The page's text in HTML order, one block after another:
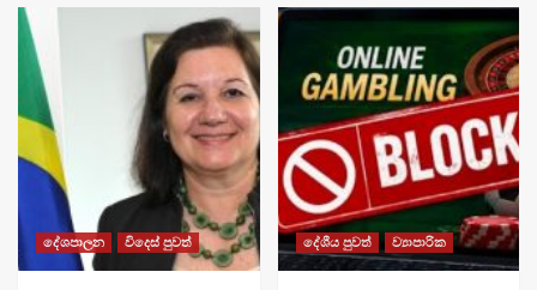
දේශපාලන විදෙස් පුවත් දේශීය පුවත් ව්‍යාපාරික